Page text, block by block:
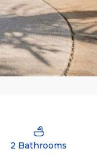
2 Bathrooms